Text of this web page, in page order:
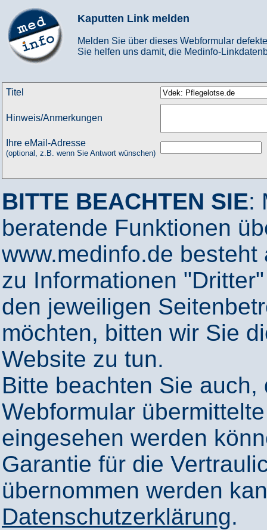
Kaputten Link melden
Melden Sie über dieses Webformular
Sie helfen uns damit, die Medinfo-
Titel
Hinweis/Anmerkungen
Ihre eMail-Adresse
(optional, z.B. wenn Sie Antwort wünschen)
BITTE BEACHTEN SIE:
beratende Funktionen
www.medinfo.de
zu Informationen
den jeweiligen
möchten, bitten wir Sie
Website zu tun.
Bitte beachten Sie
Webformular
eingesehen werden
Garantie für die
übernommen werden
Datenschutzerklärung.